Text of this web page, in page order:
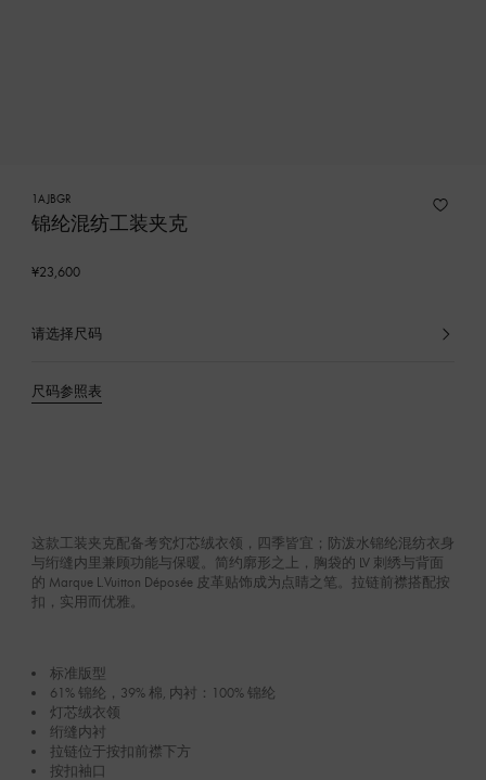
1AJBGR
锦纶混纺工装夹克
¥23,600
请选择尺码
已
品
尺码参照表
这款工装夹克配备考究灯芯绒衣领，四季皆宜；防泼水锦纶混纺衣身
与绗缝内里兼顾功能与保暖。简约廓形之上，胸袋的 LV 刺绣与背面
的 Marque L.Vuitton Déposée 皮革贴饰成为点睛之笔。拉链前襟搭配按
扣，实用而优雅。
标准版型
61% 锦纶，39% 棉, 内衬：100% 锦纶
灯芯绒衣领
绗缝内衬
拉链位于按扣前襟下方
按扣袖口